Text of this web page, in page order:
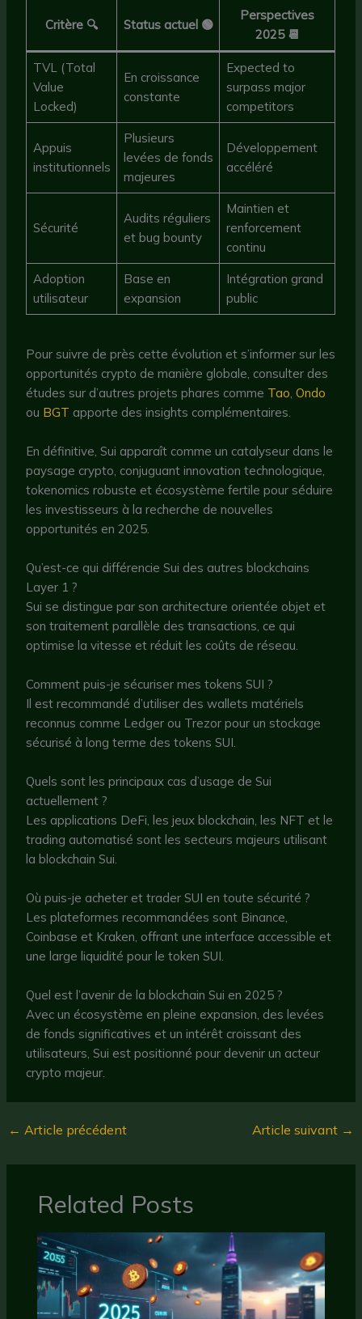
Critère 🔍 Status actuel 🟢
Perspectives
2025 📆
TVL (Total
Value
Locked)
En croissance
constante
Expected to
surpass major
competitors
Appuis
institutionnels
Plusieurs
levées de fonds
majeures
Développement
accéléré
Sécurité
Audits réguliers
et bug bounty
Maintien et
renforcement
continu
Adoption
utilisateur
Base en
expansion
Intégration grand
public
Pour suivre de près cette évolution et s’informer sur les
opportunités crypto de manière globale, consulter des
études sur d’autres projets phares comme Tao,Ondo
ou BGT apporte des insights complémentaires.
En définitive, Sui apparaît comme un catalyseur dans le
paysage crypto, conjuguant innovation technologique,
tokenomics robuste et écosystème fertile pour séduire
les investisseurs à la recherche de nouvelles
opportunités en 2025.
Qu’est-ce qui différencie Sui des autres blockchains
Layer 1 ?
Sui se distingue par son architecture orientée objet et
son traitement parallèle des transactions, ce qui
optimise la vitesse et réduit les coûts de réseau.
Comment puis-je sécuriser mes tokens SUI ?
Il est recommandé d’utiliser des wallets matériels
reconnus comme Ledger ou Trezor pour un stockage
sécurisé à long terme des tokens SUI.
Quels sont les principaux cas d’usage de Sui
actuellement ?
Les applications DeFi, les jeux blockchain, les NFT et le
trading automatisé sont les secteurs majeurs utilisant
la blockchain Sui.
Où puis-je acheter et trader SUI en toute sécurité ?
Les plateformes recommandées sont Binance,
Coinbase et Kraken, offrant une interface accessible et
une large liquidité pour le token SUI.
Quel est l’avenir de la blockchain Sui en 2025 ?
Avec un écosystème en pleine expansion, des levées
de fonds significatives et un intérêt croissant des
utilisateurs, Sui est positionné pour devenir un acteur
crypto majeur.
← Article précédent Article suivant →
Related Posts